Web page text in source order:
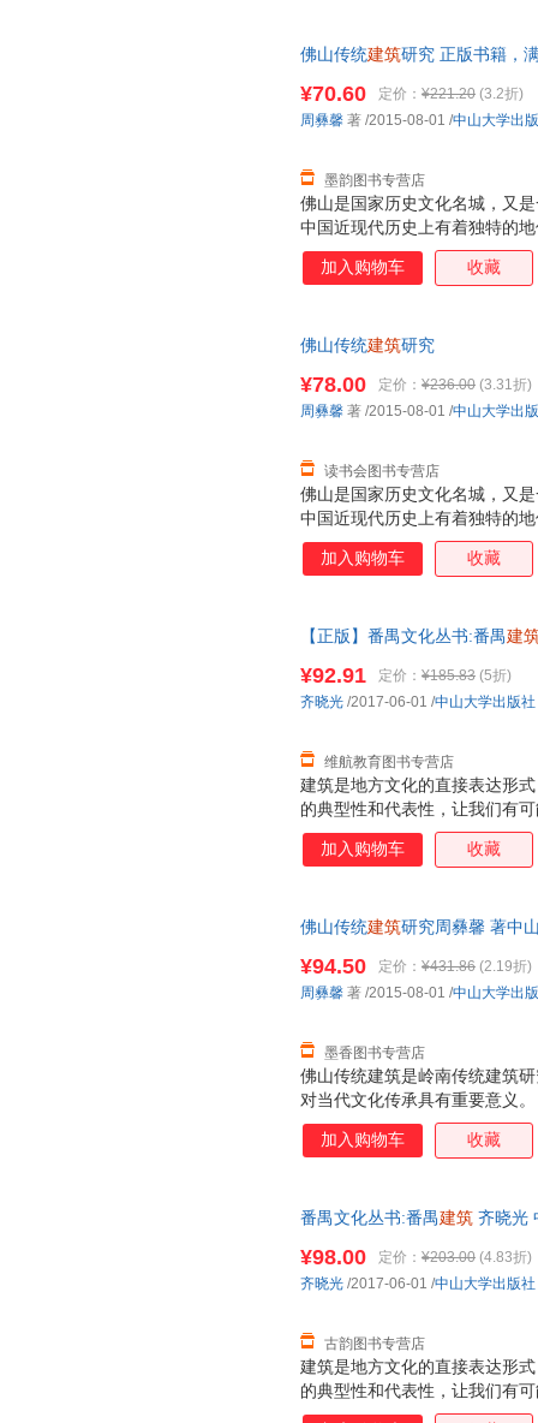
解番禺建筑的历史风貌，而且
佛山传统建筑研究 正版书籍，
佛山是国家历史文化名城，又
中国近现代历史上有着独特的
物、掌故、风物和文化DNA。“
化密码”的具有丰厚文化底蕴的
¥70.60 定价： ¥221.20 (3.2折)
墨韵图书专营店
周彝馨 著 /2015-08-01 /中山大学出
加入购物车 收藏
佛山传统建筑研究
佛山是国家历史文化名城，又
中国近现代历史上有着独特的
物、掌故、风物和文化DNA。“
化密码”的具有丰厚文化底蕴的
¥78.00 定价： ¥236.00 (3.31折)
读书会图书专营店
周彝馨 著 /2015-08-01 /中山大学出
加入购物车 收藏
【正版】番禺文化丛书:番禺建
建筑是地方文化的直接表达形
的典型性和代表性，让我们有
统。
¥92.91 定价： ¥185.83 (5折)
维航教育图书专营店
齐晓光 /2017-06-01 /中山大学出版社
加入购物车 收藏
佛山传统建筑研究周彝馨 著中
佛山传统建筑是岭南传统建筑
对当代文化传承具有重要意义
史文化背景、佛山传统建筑历
佛山传统建筑形制特色、佛山
¥94.50 定价： ¥431.86 (2.19折)
墨香图书专营店
周彝馨 著 /2015-08-01 /中山大学出
加入购物车 收藏
番禺文化丛书:番禺建筑 齐晓光
建筑是地方文化的直接表达形
的典型性和代表性，让我们有
统。
¥98.00 定价： ¥203.00 (4.83折)
古韵图书专营店
齐晓光 /2017-06-01 /中山大学出版社